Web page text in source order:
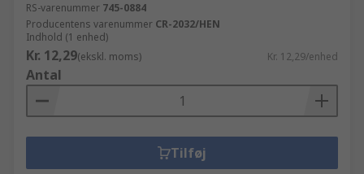
RS-varenummer 745-0884
Producentens varenummer CR-2032/HEN
Indhold (1 enhed)
Kr. 12,29(ekskl. moms) Kr. 12,29/enhed
Antal
Tilføj